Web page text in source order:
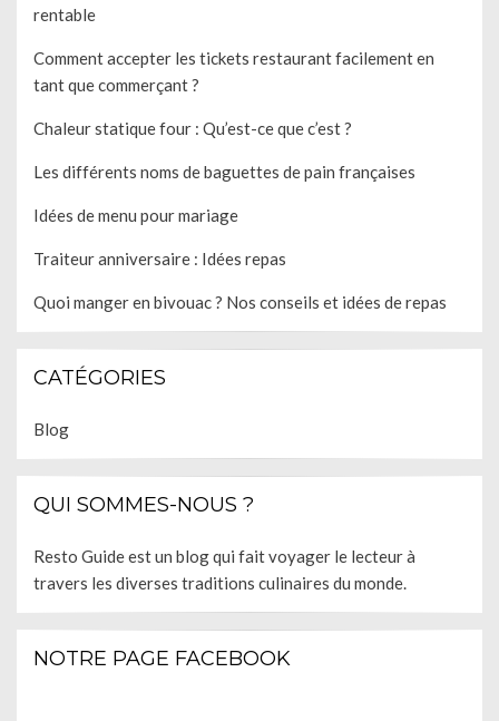
rentable
Comment accepter les tickets restaurant facilement en
tant que commerçant ?
Chaleur statique four : Qu’est-ce que c’est ?
Les différents noms de baguettes de pain françaises
Idées de menu pour mariage
Traiteur anniversaire : Idées repas
Quoi manger en bivouac ? Nos conseils et idées de repas
CATÉGORIES
Blog
QUI SOMMES-NOUS ?
Resto Guide est un blog qui fait voyager le lecteur à
travers les diverses traditions culinaires du monde.
NOTRE PAGE FACEBOOK